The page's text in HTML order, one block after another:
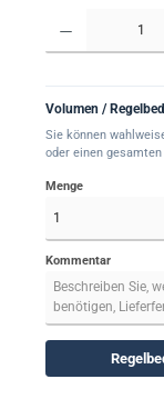
Produkt Anzahl: Gib
Volumen /
Sie können
oder einen
Menge
Kommentar